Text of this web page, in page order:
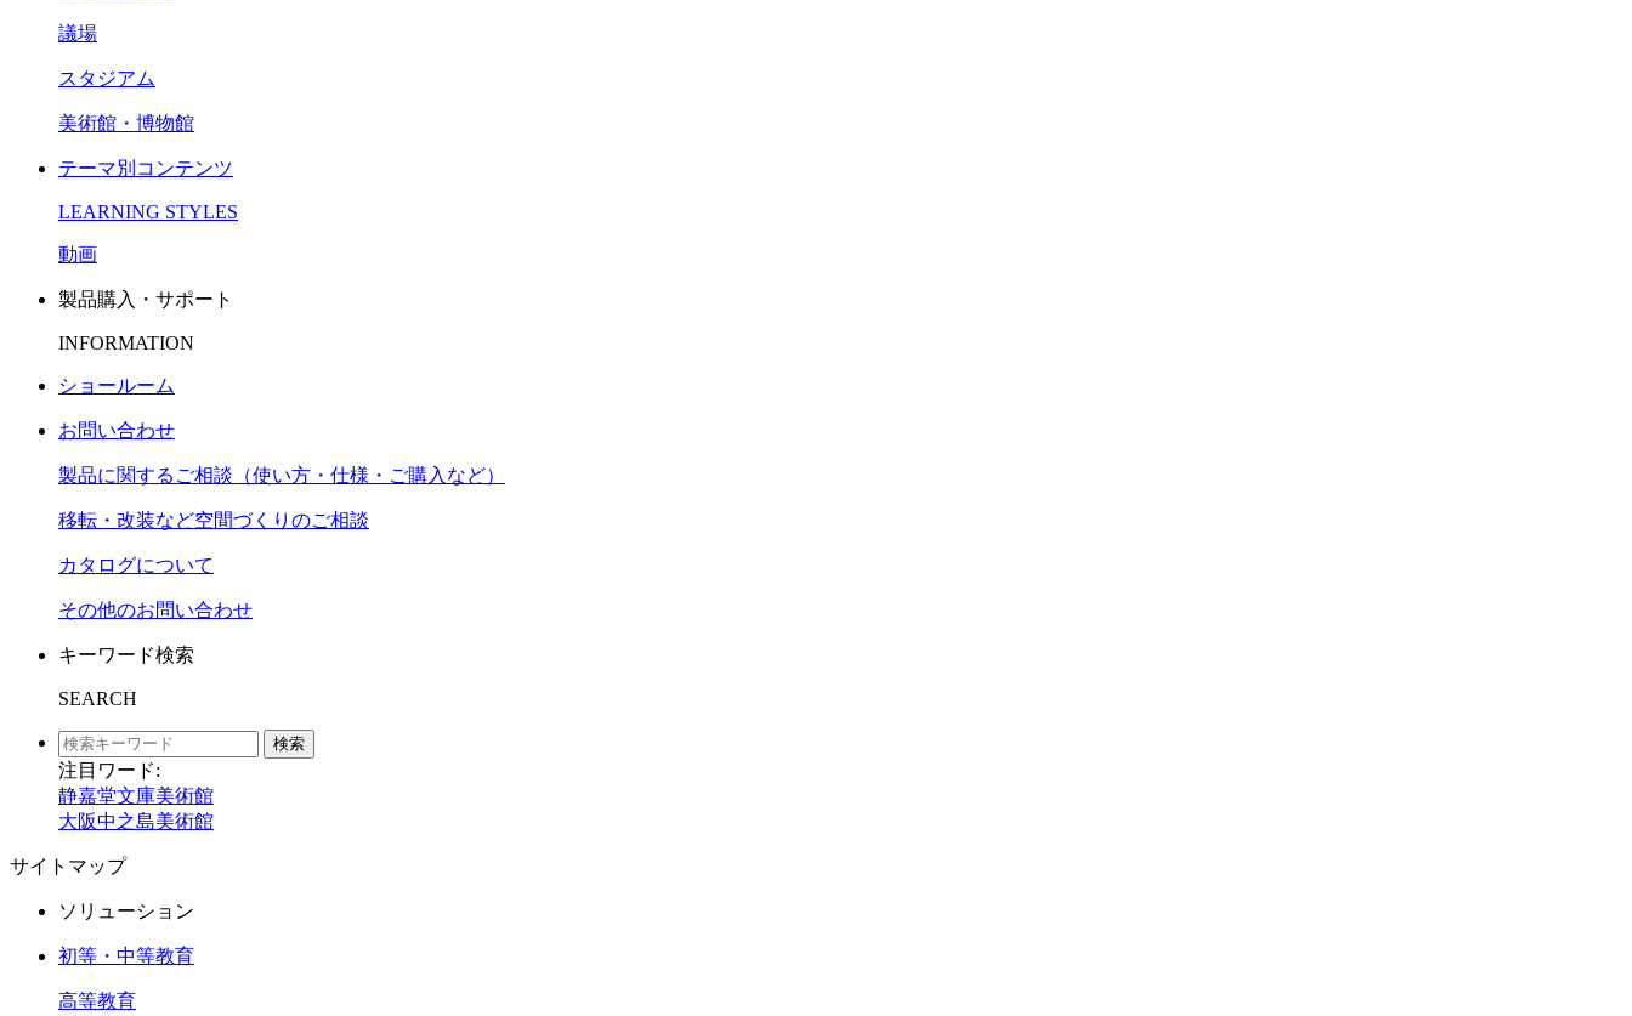
議場
スタジアム
美術館・博物館
テーマ別コンテンツ
LEARNING STYLES
動画
製品購入・サポート
INFORMATION
ショールーム
お問い合わせ
製品に関するご相談（使い方・仕様・ご購入など）
移転・改装など空間づくりのご相談
カタログについて
その他のお問い合わせ
キーワード検索
SEARCH
検索
注目ワード:
静嘉堂文庫美術館
大阪中之島美術館
サイトマップ
ソリューション
初等・中等教育
高等教育